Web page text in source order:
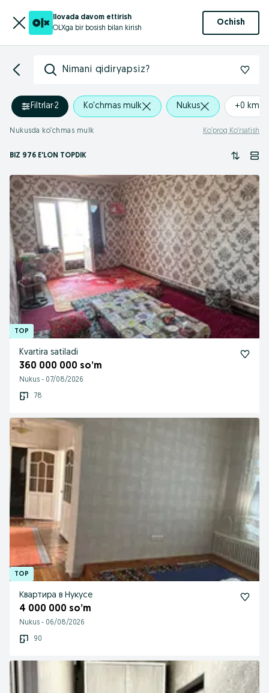
Ilovada davom ettirish
OLXga bir bosish bilan kirish
Ochish
Nimani qidiryapsiz?
Filtrlar·2 Ko'chmas mulk Nukus +0 km
Nukusda ko‘chmas mulk Ko‘proq Ko‘rsatish
BIZ 976 E'LON TOPDIK
Kvartira satiladi
360 000 000 so’m
Nukus - 07/08/2026
78
Квартира в Нукусе
4 000 000 so’m
Nukus - 06/08/2026
90